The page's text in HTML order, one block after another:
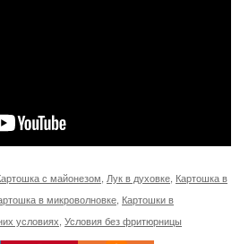
с майонезом Лук в духовке Картошка в
в микроволновке Картошки в
условиях Условия без фритюрницы